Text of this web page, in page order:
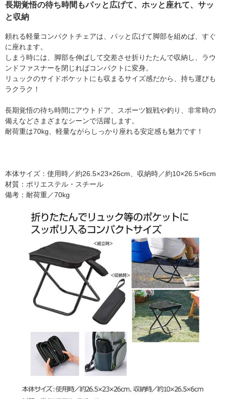
長期覚悟の待ち時間もパッと広げて、ホッと座れて、サッ
と収納
頼れる軽量コンパクトチェアは、パッと広げて脚部を組めば、すぐ
に座れます。
しまう時には、脚部を伸ばして交差させ折りたたんで収納し、ラウ
ンドファスナーを閉じればコンパクトに変身。
リュックのサイドポケットにも収まるサイズ感だから、持ち運びも
ラクラク！
長期覚悟の待ち時間にアウトドア、スポーツ観戦や釣り、非常時の
備えなどさまざまなシーンで活躍します。
耐荷重は70kg、軽量ながらしっかり座れる安定感も魅力です！
本体サイズ：使用時／約26.5×23×26cm、収納時／約10×26.5×6cm
材質：ポリエステル・スチール
備考：耐荷重／70kg